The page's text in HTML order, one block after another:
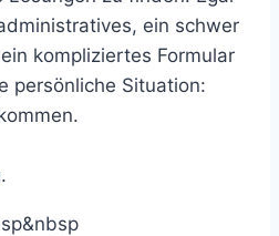
ein schwer
kompliziertes Formular
persönliche Situation: